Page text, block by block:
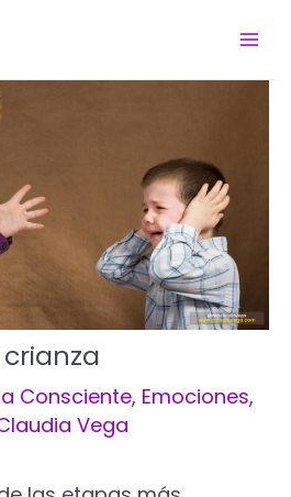
crianza
Consciente, Emociones,
Vega